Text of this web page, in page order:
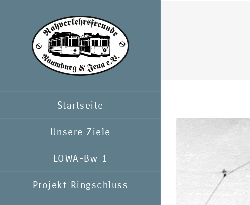
springen
Startseite
Unsere Ziele
LOWA-Bw 1
Projekt Ringschluss